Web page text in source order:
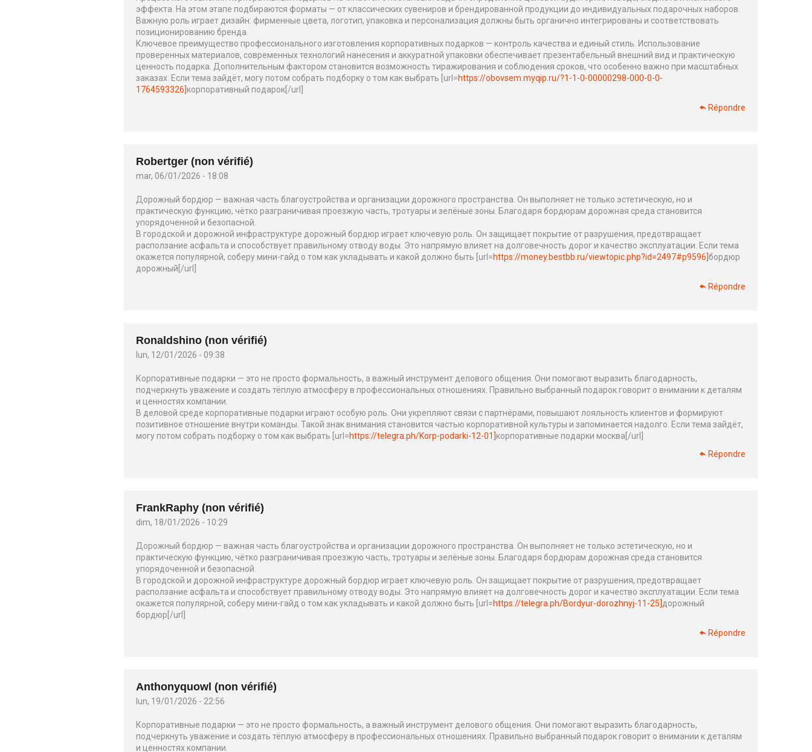
эффекта. На этом этапе подбираются форматы — от классических сувениров и брендированной продукции до индивидуальных подарочных наборов.
Важную роль играет дизайн: фирменные цвета, логотип, упаковка и персонализация должны быть органично интегрированы и соответствовать
позиционированию бренда.
Ключевое преимущество профессионального изготовления корпоративных подарков — контроль качества и единый стиль. Использование
проверенных материалов, современных технологий нанесения и аккуратной упаковки обеспечивает презентабельный внешний вид и практическую
ценность подарка. Дополнительным фактором становится возможность тиражирования и соблюдения сроков, что особенно важно при масштабных
заказах. Если тема зайдёт, могу потом собрать подборку о том как выбрать [url=https://obovsem.myqip.ru/?1-1-0-00000298-000-0-0-
1764593326]корпоративный подарок[/url]
Répondre
Robertger (non vérifié)
mar, 06/01/2026 - 18:08
Дорожный бордюр — важная часть благоустройства и организации дорожного пространства. Он выполняет не только эстетическую, но и
практическую функцию, чётко разграничивая проезжую часть, тротуары и зелёные зоны. Благодаря бордюрам дорожная среда становится
упорядоченной и безопасной.
В городской и дорожной инфраструктуре дорожный бордюр играет ключевую роль. Он защищает покрытие от разрушения, предотвращает
расползание асфальта и способствует правильному отводу воды. Это напрямую влияет на долговечность дорог и качество эксплуатации. Если тема
окажется популярной, соберу мини-гайд о том как укладывать и какой должно быть [url=https://money.bestbb.ru/viewtopic.php?id=2497#p9596]бордюр
дорожный[/url]
Répondre
Ronaldshino (non vérifié)
lun, 12/01/2026 - 09:38
Корпоративные подарки — это не просто формальность, а важный инструмент делового общения. Они помогают выразить благодарность,
подчеркнуть уважение и создать тёплую атмосферу в профессиональных отношениях. Правильно выбранный подарок говорит о внимании к деталям
и ценностях компании.
В деловой среде корпоративные подарки играют особую роль. Они укрепляют связи с партнёрами, повышают лояльность клиентов и формируют
позитивное отношение внутри команды. Такой знак внимания становится частью корпоративной культуры и запоминается надолго. Если тема зайдёт,
могу потом собрать подборку о том как выбрать [url=https://telegra.ph/Korp-podarki-12-01]корпоративные подарки москва[/url]
Répondre
FrankRaphy (non vérifié)
dim, 18/01/2026 - 10:29
Дорожный бордюр — важная часть благоустройства и организации дорожного пространства. Он выполняет не только эстетическую, но и
практическую функцию, чётко разграничивая проезжую часть, тротуары и зелёные зоны. Благодаря бордюрам дорожная среда становится
упорядоченной и безопасной.
В городской и дорожной инфраструктуре дорожный бордюр играет ключевую роль. Он защищает покрытие от разрушения, предотвращает
расползание асфальта и способствует правильному отводу воды. Это напрямую влияет на долговечность дорог и качество эксплуатации. Если тема
окажется популярной, соберу мини-гайд о том как укладывать и какой должно быть [url=https://telegra.ph/Bordyur-dorozhnyj-11-25]дорожный
бордюр[/url]
Répondre
Anthonyquowl (non vérifié)
lun, 19/01/2026 - 22:56
Корпоративные подарки — это не просто формальность, а важный инструмент делового общения. Они помогают выразить благодарность,
подчеркнуть уважение и создать тёплую атмосферу в профессиональных отношениях. Правильно выбранный подарок говорит о внимании к деталям
и ценностях компании.